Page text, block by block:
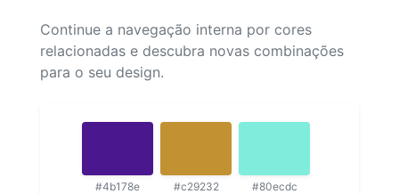
Continue a navegação interna por cores
relacionadas e descubra novas combinações
para o seu design.
#4b178e #c29232 #80ecdc